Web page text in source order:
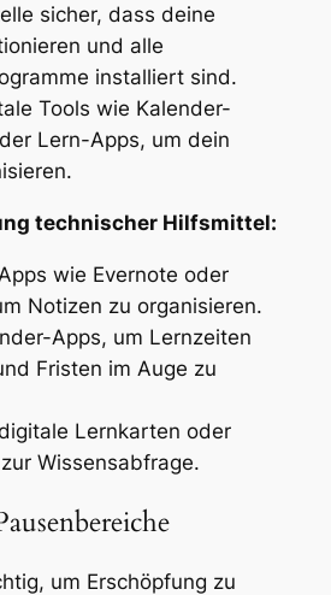
sicher, dass deine
und alle
installiert sind.
Tools wie Kalender-
Lern-Apps, um dein
technischer Hilfsmittel:
wie Evernote oder
Notizen zu organisieren.
Apps, um Lernzeiten
Fristen im Auge zu
Lernkarten oder
Wissensabfrage.
um Erschöpfung zu